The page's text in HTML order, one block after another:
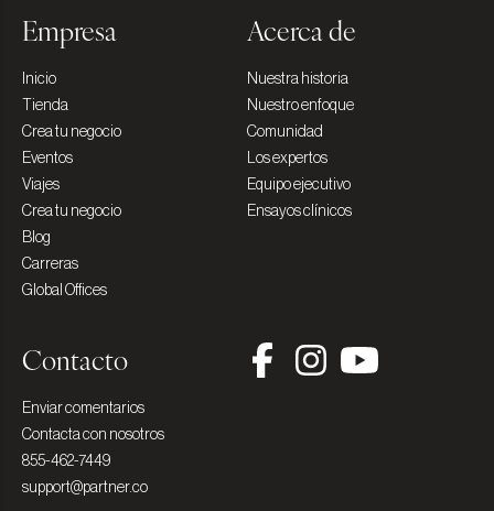
Empresa
Inicio
Tienda
Crea tu negocio
Eventos
Viajes
Crea tu negocio
Blog
Carreras
Global Offices
Acerca de
Nuestra historia
Nuestro enfoque
Comunidad
Los expertos
Equipo ejecutivo
Ensayos clínicos
Contacto
Enviar comentarios
Contacta con nosotros
855-462-7449
support@partner.co